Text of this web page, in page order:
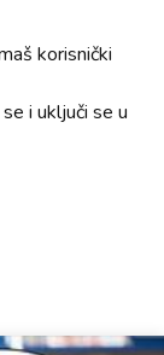
korisnički
i uključi se u